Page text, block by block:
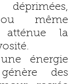
ou même
atténue la
énergie
des